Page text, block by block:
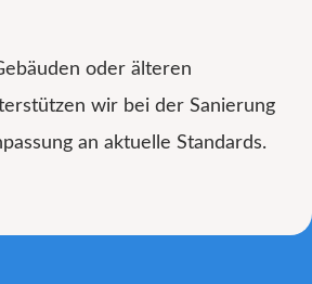
oder älteren
wir bei der Sanierung
an aktuelle Standards.